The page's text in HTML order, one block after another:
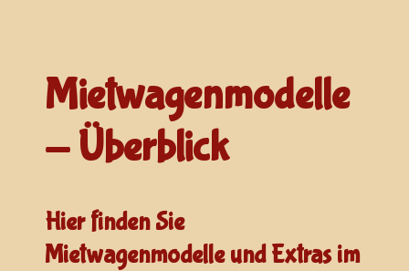
Mietwagenmodelle
- Überblick
Hier finden Sie
Mietwagenmodelle und Extras im